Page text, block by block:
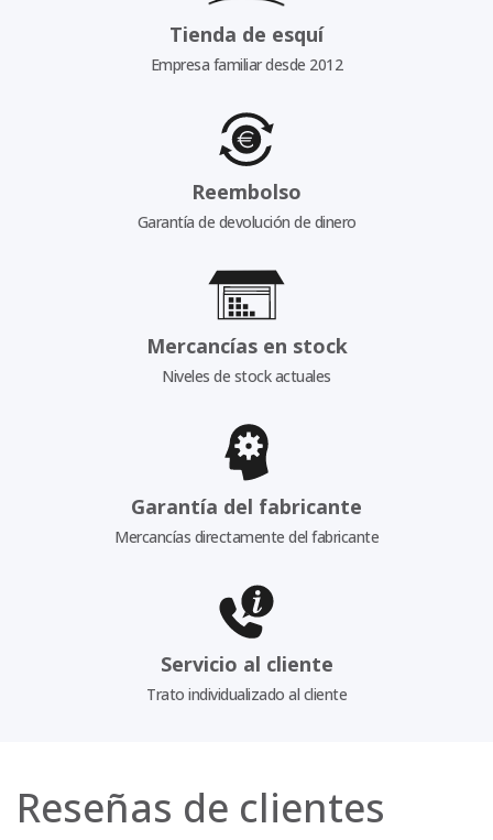
Tienda de esquí
Empresa familiar desde 2012
Reembolso
Garantía de devolución de dinero
Mercancías en stock
Niveles de stock actuales
Garantía del fabricante
Mercancías directamente del fabricante
Servicio al cliente
Trato individualizado al cliente
Reseñas de clientes